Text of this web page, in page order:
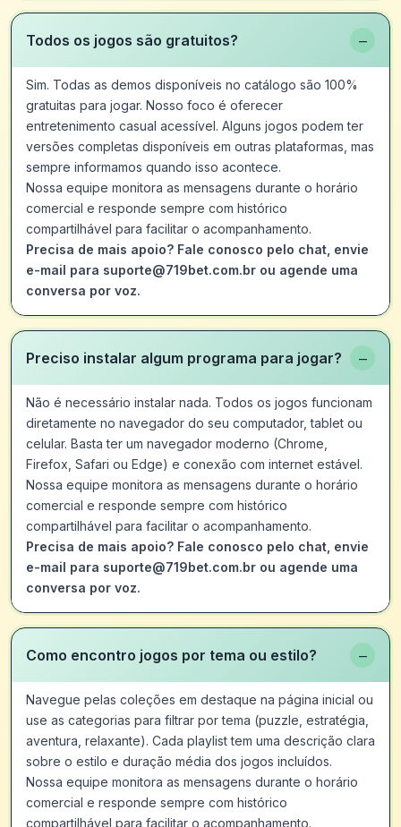
Todos os jogos são gratuitos? −
Sim. Todas as demos disponíveis no catálogo são 100%
gratuitas para jogar. Nosso foco é oferecer
entretenimento casual acessível. Alguns jogos podem ter
versões completas disponíveis em outras plataformas, mas
sempre informamos quando isso acontece.
Nossa equipe monitora as mensagens durante o horário
comercial e responde sempre com histórico
compartilhável para facilitar o acompanhamento.
Precisa de mais apoio? Fale conosco pelo chat, envie
e-mail para suporte@719bet.com.br ou agende uma
conversa por voz.
Preciso instalar algum programa para jogar? −
Não é necessário instalar nada. Todos os jogos funcionam
diretamente no navegador do seu computador, tablet ou
celular. Basta ter um navegador moderno (Chrome,
Firefox, Safari ou Edge) e conexão com internet estável.
Nossa equipe monitora as mensagens durante o horário
comercial e responde sempre com histórico
compartilhável para facilitar o acompanhamento.
Precisa de mais apoio? Fale conosco pelo chat, envie
e-mail para suporte@719bet.com.br ou agende uma
conversa por voz.
Como encontro jogos por tema ou estilo? −
Navegue pelas coleções em destaque na página inicial ou
use as categorias para filtrar por tema (puzzle, estratégia,
aventura, relaxante). Cada playlist tem uma descrição clara
sobre o estilo e duração média dos jogos incluídos.
Nossa equipe monitora as mensagens durante o horário
comercial e responde sempre com histórico
compartilhável para facilitar o acompanhamento.